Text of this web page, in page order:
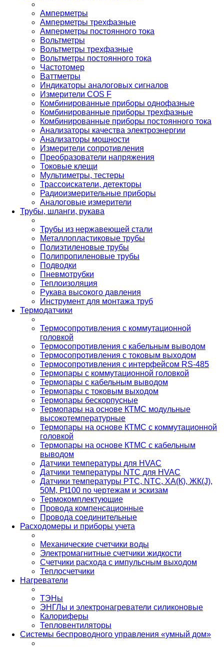
Амперметры
Амперметры трехфазные
Амперметры постоянного тока
Вольтметры
Вольтметры трехфазные
Вольтметры постоянного тока
Частотомер
Ваттметры
Индикаторы аналоговых сигналов
Измерители COS F
Комбинированные приборы однофазные
Комбинированные приборы трехфазные
Комбинированные приборы постоянного тока
Анализаторы качества электроэнергии
Анализаторы мощности
Измерители сопротивления
Преобразователи напряжения
Токовые клещи
Мультиметры, тестеры
Трассоискатели, детекторы
Радиоизмерительные приборы
Аналоговые измерители
Трубы, шланги, рукава
Трубы из нержавеющей стали
Металлопластиковые трубы
Полиэтиленовые трубы
Полипропиленовые трубы
Подводки
Пневмотрубки
Теплоизоляция
Рукава высокого давления
Инструмент для монтажа труб
Термодатчики
Термосопротивления с коммутационной
головкой
Термосопротивления с кабельным выводом
Термосопротивления с токовым выходом
Термосопротивления с интерфейсом RS-485
Термопары с коммутационной головкой
Термопары с кабельным выводом
Термопары с токовым выходом
Термопары бескорпусные
Термопары на основе КТМС модульные
высокотемпературные
Термопары на основе КТМС с коммутационной
головкой
Термопары на основе КТМС с кабельным
выводом
Датчики температуры для HVAC
Датчики температуры NTC для HVAC
Датчики температуры PTС, NTC, ХА(К), ЖК(J),
50М, Pt100 по чертежам и эскизам
Термокомплектующие
Провода компенсационные
Провода соединительные
Расходомеры и приборы учета
Механические счетчики воды
Электромагнитные счетчики жидкости
Счетчики расхода с импульсным выходом
Теплосчетчики
Нагреватели
ТЭНы
ЭНГЛы и электронагреватели силиконовые
Калориферы
Тепловентиляторы
Системы беспроводного управления «умный дом»